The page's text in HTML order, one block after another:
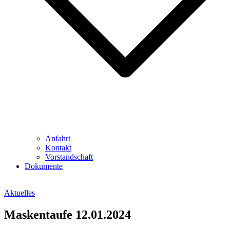
Anfahrt
Kontakt
Vorstandschaft
Dokumente
Aktuelles
Maskentaufe 12.01.2024